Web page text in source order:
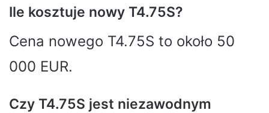
Ile kosztuje nowy T4.75S?
Cena nowego T4.75S to około 50
000 EUR.
Czy T4.75S jest niezawodnym